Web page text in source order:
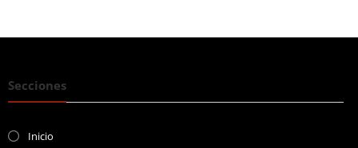
Secciones
Inicio